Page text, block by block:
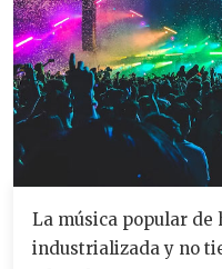
La música popular de
industrializada y no